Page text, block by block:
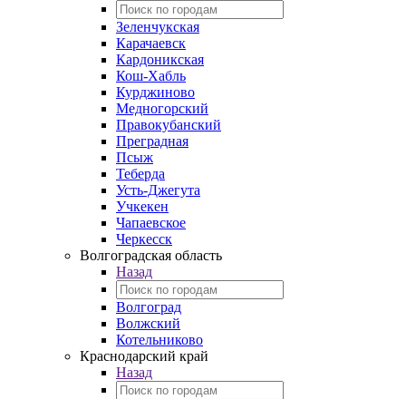
Зеленчукская
Карачаевск
Кардоникская
Кош-Хабль
Курджиново
Медногорский
Правокубанский
Преградная
Псыж
Теберда
Усть-Джегута
Учкекен
Чапаевское
Черкесск
Волгоградская область
Назад
Волгоград
Волжский
Котельниково
Краснодарский край
Назад